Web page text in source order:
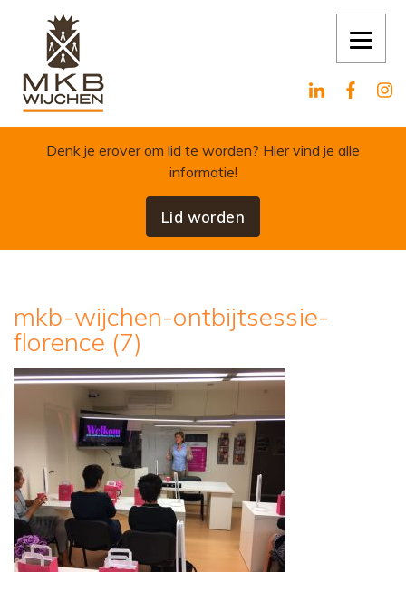
Skip to content
Denk je erover om lid te worden? Hier vind je alle
informatie!
Lid worden
mkb-wijchen-ontbijtsessie-
florence (7)